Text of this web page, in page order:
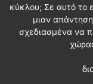
κύκλου; Σε αυτό το
μιαν
σχεδιασμένα να